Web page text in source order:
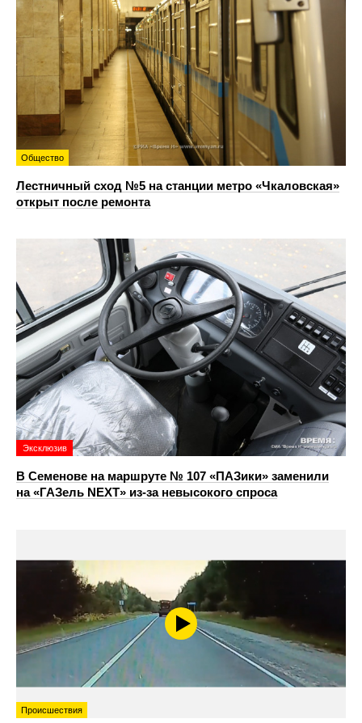
Общество
Лестничный сход №5 на станции метро «Чкаловская»
открыт после ремонта
Эксклюзив
В Семенове на маршруте № 107 «ПАЗики» заменили
на «ГАЗель NEXT» из‑за невысокого спроса
Происшествия